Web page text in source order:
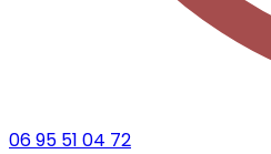
06 95 51 04 72